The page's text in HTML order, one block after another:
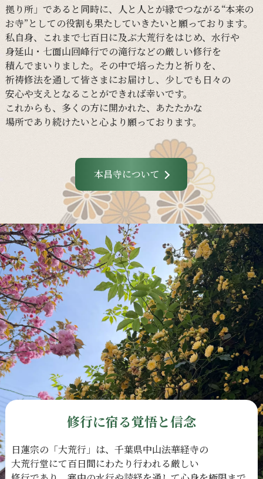
拠り所」であると同時に、 人と 人とが縁でつながる“本来の
お寺”と しての役割も果たしていきたいと願っております。
私自身、
これまで七百日に及ぶ大荒行をはじめ、 水行や
身延山・ 七面山回峰行での滝行などの厳しい修行を
積んでまいりました。 その中で培った力と祈りを、
祈祷修法を通して皆さまにお届けし、 少しでも 日々の
安心や支えとなる ことができれば幸いです。
これからも、 多くの方に開かれた、 あたたかな
場所であり続けたいと心より願っております。
本昌寺について
修行に宿る覚悟と信念
日蓮宗の 「大荒行」は、 千葉県中山法華経寺の
大荒行堂にて百日間にわたり行われる厳しい